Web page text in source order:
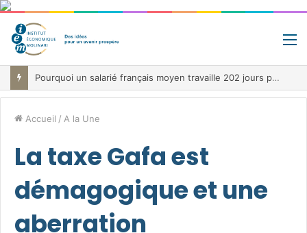
Pourquoi un salarié français moyen travaille 202 jours par an pour financer impôts et cotisations, un record dans toute l’Union européenne
Accueil / A la Une
La taxe Gafa est
démagogique et une
aberration